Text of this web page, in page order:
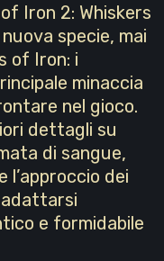
Iron 2: Whiskers
specie, mai
of Iron: i
minaccia
nel gioco.
dettagli su
di sangue,
l’approccio dei
e formidabile